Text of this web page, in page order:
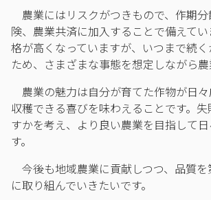
農業にはリスクがつきもので、作期
険、農業共済に加入することで備えて
格が高くなっていますが、いつまで続
ため、さまざまな事態を想定しながら農
農業の魅力は自分が育てた作物が日
収穫できる喜びを味わえることです。
すかを考え、より良い農業を目指して
す。
今後も地域農業に貢献しつつ、品質
に取り組んでいきたいです。